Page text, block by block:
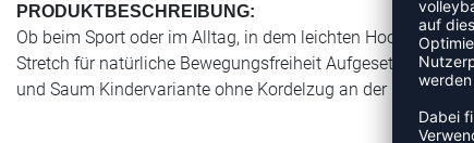
PRODUKTBESCHREIBUNG:
Ob beim Sport oder im Alltag, in dem leichten Hoodie
Stretch für natürliche Bewegungsfreiheit Aufgesetzte
und Saum Kindervariante ohne Kordelzug an der Kapuze